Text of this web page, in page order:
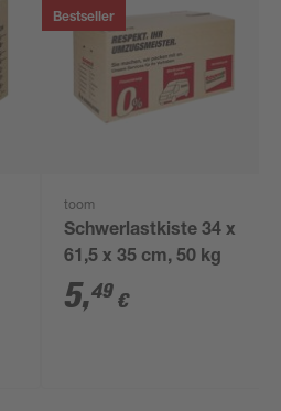
Bestseller
toom
Schwerlastkiste 34 x
61,5 x 35 cm, 50 kg
5,49 €